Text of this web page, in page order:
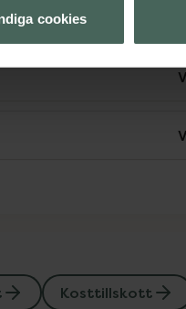
cookies
Kosttillskott